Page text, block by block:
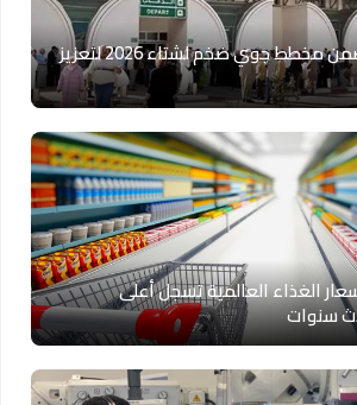
13 مطاراً مغربياً ضمن مخطط جوي ضخم لشتاء 2026 لتعزيز
الغذاء العالمية تسجل أعلى
سنوات